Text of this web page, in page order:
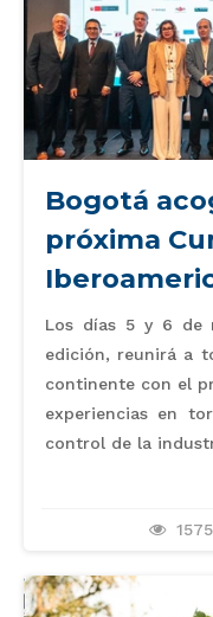
Bogotá
próxima
Los días 5 y 6 de
edición, reunirá a
continente con el
experiencias en
control de la
1575